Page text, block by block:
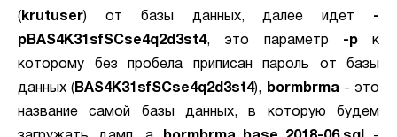
( krutuser) от базы данных, далее идет -
pBAS4K31sfSCse4q2d3st4, это параметр -pк
которому без пробела приписан пароль от базы
данных ( BAS4K31sfSCse4q2d3st4), bormbrma- это
название самой базы данных, в которую будем